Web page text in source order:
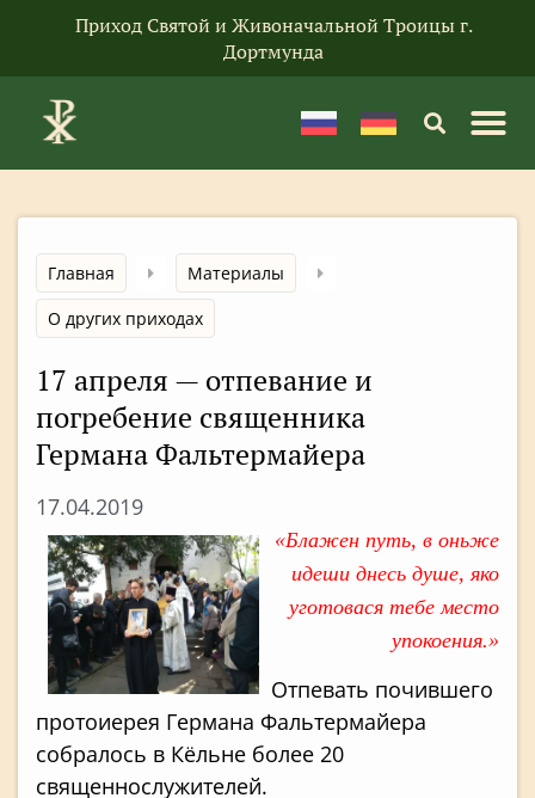
Приход Святой и Живоначальной Троицы г.
Дортмунда
Главная
Материалы
О других приходах
17 апреля — отпевание и
погребение священника
Германа Фальтермайера
17.04.2019
«Блажен путь, в оньже
идеши днесь душе, яко
уготовася тебе место
упокоения.»
Отпевать почившего
протоиерея Германа Фальтермайера
собралось в Кёльне более 20
священнослужителей.